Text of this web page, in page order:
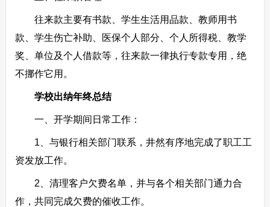
往来款主要有书款、学生生活用品款、教师用书
款、学生伤亡补助、医保个人部分、个人所得税、教学
奖、单位及个人借款等，往来款一律执行专款专用，绝
不挪作它用。
学校出纳年终总结
一、开学期间日常工作：
1、与银行相关部门联系，井然有序地完成了职工工
资发放工作。
2、清理客户欠费名单，并与各个相关部门通力合
作，共同完成欠费的催收工作。